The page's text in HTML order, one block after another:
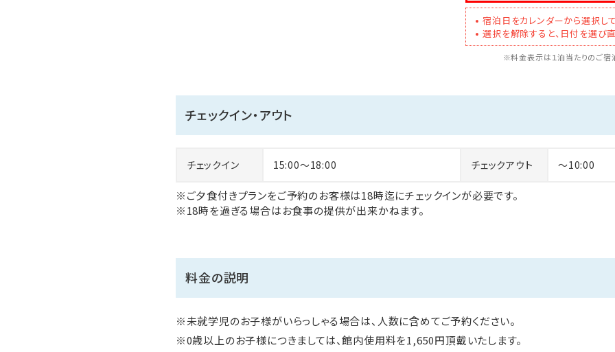
宿泊日をカレンダーから選択し
選択を解除すると、日付を選び
※料金表示は１泊当たりのご宿
チェックイン・アウト
チェックイン 15:00～18:00 チェックアウト ～10:00
※ご夕食付きプランをご予約のお客様は18時迄にチェックインが必要です。
※18時を過ぎる場合はお食事の提供が出来かねます。
料金の説明
※未就学児のお子様がいらっしゃる場合は、人数に含めてご予約ください。
※0歳以上のお子様につきましては、館内使用料を1,650円頂戴いたします。